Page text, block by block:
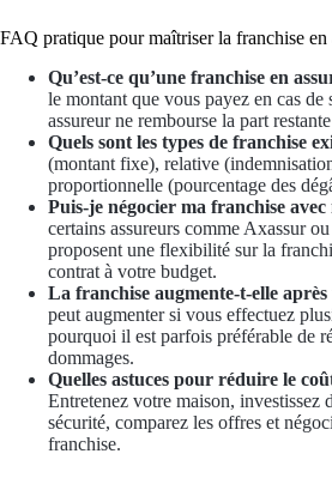
FAQ pratique pour maîtriser la franchise en
Qu’est-ce qu’une franchise en
le montant que vous payez en cas
assureur ne rembourse la part
Quels sont les types de franchise
(montant fixe), relative
proportionnelle (pourcentage des
Puis-je négocier ma franchise
certains assureurs comme Axassur
proposent une flexibilité sur la
contrat à votre budget.
La franchise augmente-t-elle
peut augmenter si vous effectuez
pourquoi il est parfois préférable de
dommages.
Quelles astuces pour réduire le
Entretenez votre maison, investissez
sécurité, comparez les offres et
franchise.